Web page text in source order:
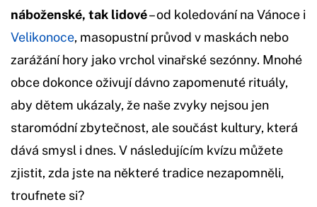
náboženské, tak lidové– od koledování na Vánoce i
Velikonoce, masopustní průvod v maskách nebo
zarážání hory jako vrchol vinařské sezónny. Mnohé
obce dokonce oživují dávno zapomenuté rituály,
aby dětem ukázaly, že naše zvyky nejsou jen
staromódní zbytečnost, ale součást kultury, která
dává smysl i dnes. V následujícím kvízu můžete
zjistit, zda jste na některé tradice nezapomněli,
troufnete si?